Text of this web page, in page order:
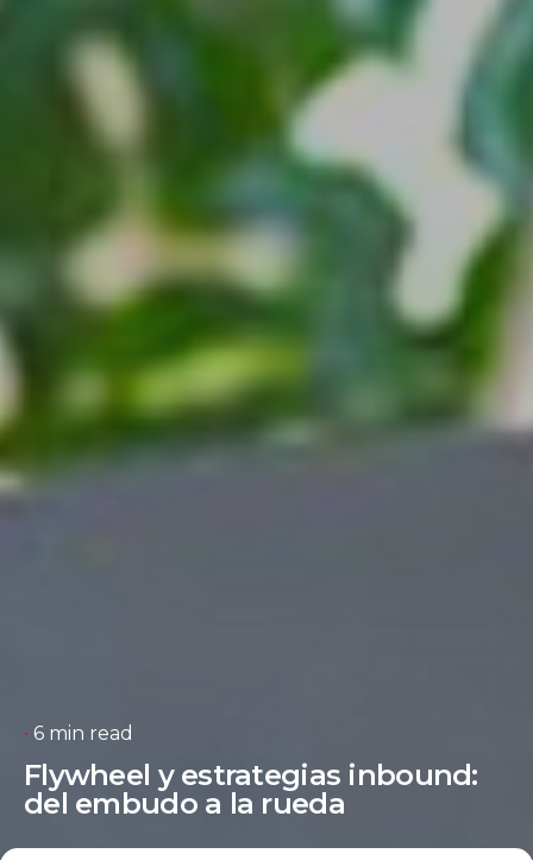
6 min read
Flywheel y estrategias inbound:
del embudo a la rueda